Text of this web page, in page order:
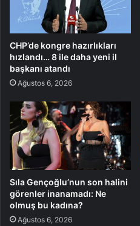
CHP’de kongre hazırlıkları
hızlandı… 8 ile daha yeni il
başkanı atandı
Ağustos 6, 2026
Sıla Gençoğlu’nun son halini
görenler inanamadı: Ne
olmuş bu kadına?
Ağustos 6, 2026